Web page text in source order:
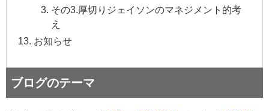
その3.厚切りジェイソンのマネジメント的考
え
お知らせ
ブログのテーマ